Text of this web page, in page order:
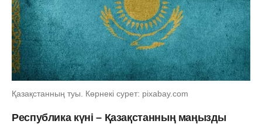
Қазақстанның туы. Көрнекі сурет: pixabay.com
Республика күні – Қазақстанның маңызды